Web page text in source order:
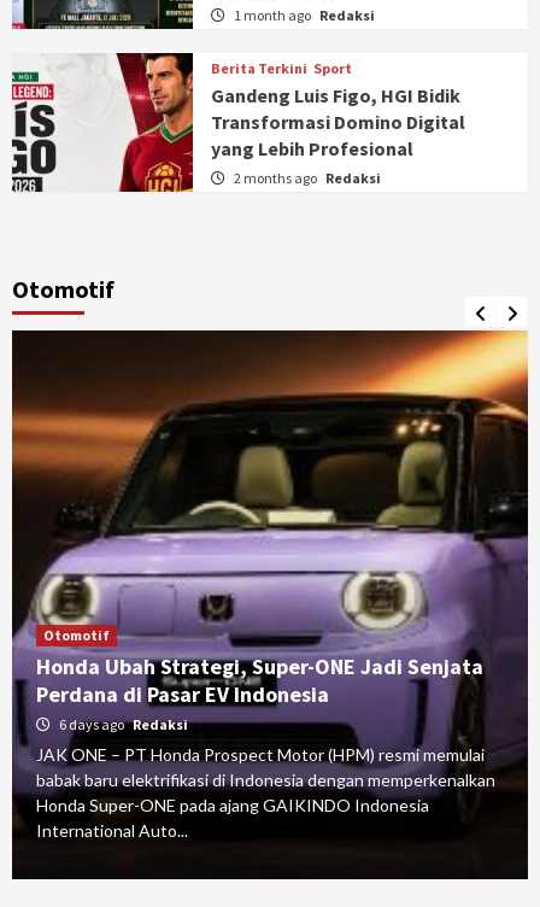
1 month ago Redaksi
Berita Terkini Sport
Gandeng Luis Figo, HGI Bidik
Transformasi Domino Digital
yang Lebih Profesional
2 months ago Redaksi
Otomotif
Otomotif
Honda Ubah Strategi, Super-ONE Jadi Senjata
Perdana di Pasar EV Indonesia
6 days ago Redaksi
JAK ONE – PT Honda Prospect Motor (HPM) resmi memulai
babak baru elektrifikasi di Indonesia dengan memperkenalkan
Honda Super-ONE pada ajang GAIKINDO Indonesia
International Auto...